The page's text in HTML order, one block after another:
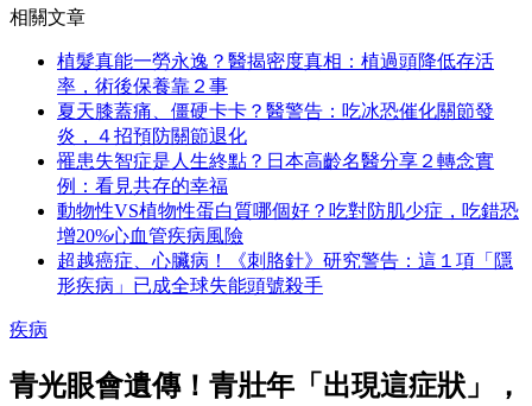
相關文章
植髮真能一勞永逸？醫揭密度真相：植過頭降低存活
率，術後保養靠２事
夏天膝蓋痛、僵硬卡卡？醫警告：吃冰恐催化關節發
炎，４招預防關節退化
罹患失智症是人生終點？日本高齡名醫分享２轉念實
例：看見共存的幸福
動物性VS植物性蛋白質哪個好？吃對防肌少症，吃錯恐
增20%心血管疾病風險
超越癌症、心臟病！《刺胳針》研究警告：這１項「隱
形疾病」已成全球失能頭號殺手
疾病
青光眼會遺傳！青壯年「出現這症狀」，